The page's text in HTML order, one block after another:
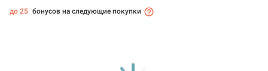
до 25 бонусов на следующие покупки